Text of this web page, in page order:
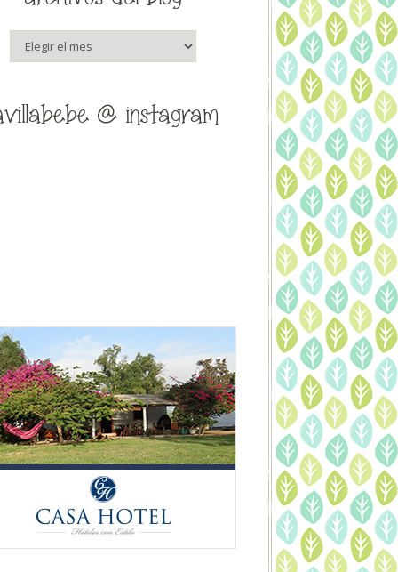
archivos
@ instagram